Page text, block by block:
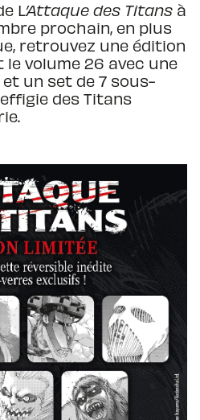
L’Attaque des Titans à
prochain, en plus
retrouvez une édition
volume 26 avec une
un set de 7 sous-
des Titans